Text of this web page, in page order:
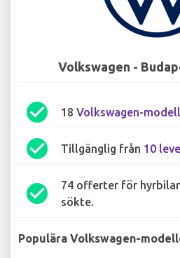
Volkswagen -
check_circle 18 Volkswagen-
check_circle Tillgänglig från 10
check_circle
74 offerter för
sökte.
Populära Volkswagen-